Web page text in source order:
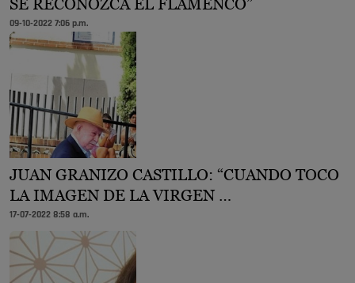
09-10-2022 7:06 p.m.
JUAN GRANIZO CASTILLO: “CUANDO TOCO
LA IMAGEN DE LA VIRGEN …
17-07-2022 8:58 a.m.